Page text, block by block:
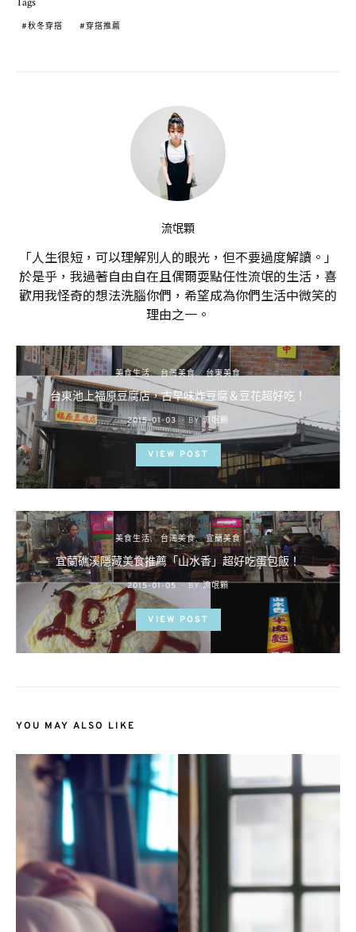
秋冬穿搭 穿搭推薦
流氓顆
「人生很短，可以理解別人的眼光，但不要過度解讀。」
於是乎，我過著自由自在且偶爾耍點任性流氓的生活，喜
歡用我怪奇的想法洗腦你們，希望成為你們生活中微笑的
理由之一。
美食生活 台灣美食 台東美食
台東池上福原豆腐店，古早味炸豆腐＆豆花超好吃！
POSTED
ON
2015-01-03 BY 流氓顆
VIEW POST
美食生活 台灣美食 宜蘭美食
宜蘭礁溪隱藏美食推薦「山水香」超好吃蛋包飯！
POSTED
ON
2015-01-05 BY 流氓顆
VIEW POST
YOU MAY ALSO LIKE